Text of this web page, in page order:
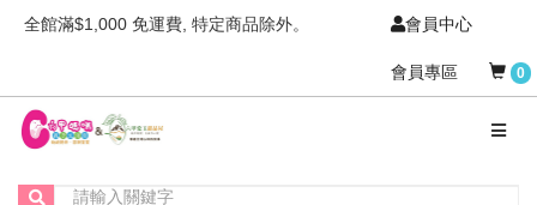
全館滿$1,000 免運費, 特定商品除外。 會員中心
會員專區 0